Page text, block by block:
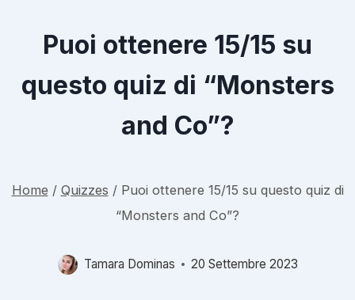
Puoi ottenere 15/15 su
questo quiz di “Monsters
and Co”?
Home / Quizzes / Puoi ottenere 15/15 su questo quiz di
“Monsters and Co”?
Tamara Dominas 20 Settembre 2023